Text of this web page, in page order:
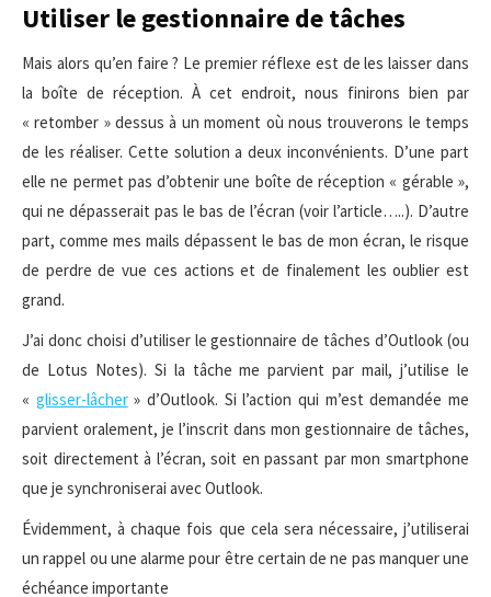
Utiliser le gestionnaire de tâches
Mais alors qu’en faire ? Le premier réflexe est de les laisser dans
la boîte de réception. À cet endroit, nous finirons bien par
« retomber » dessus à un moment où nous trouverons le temps
de les réaliser. Cette solution a deux inconvénients. D’une part
elle ne permet pas d’obtenir une boîte de réception « gérable »,
qui ne dépasserait pas le bas de l’écran (voir l’article…..). D’autre
part, comme mes mails dépassent le bas de mon écran, le risque
de perdre de vue ces actions et de finalement les oublier est
grand.
J’ai donc choisi d’utiliser le gestionnaire de tâches d’Outlook (ou
de Lotus Notes). Si la tâche me parvient par mail, j’utilise le
« glisser-lâcher» d’Outlook. Si l’action qui m’est demandée me
parvient oralement, je l’inscrit dans mon gestionnaire de tâches,
soit directement à l’écran, soit en passant par mon smartphone
que je synchroniserai avec Outlook.
Évidemment, à chaque fois que cela sera nécessaire, j’utiliserai
un rappel ou une alarme pour être certain de ne pas manquer une
échéance importante